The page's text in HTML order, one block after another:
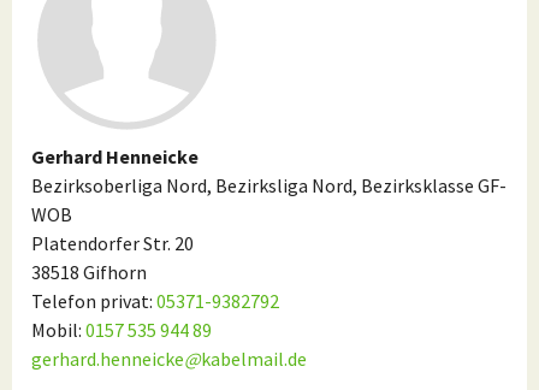
Gerhard Henneicke
Bezirksoberliga Nord, Bezirksliga Nord, Bezirksklasse GF-
WOB
Platendorfer Str. 20
38518 Gifhorn
Telefon privat: 05371-9382792
Mobil: 0157 535 944 89
gerhard.henneicke@kabelmail.de